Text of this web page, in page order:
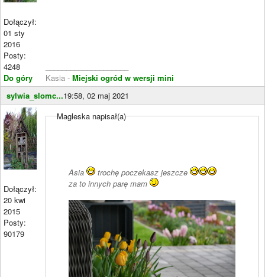
Dołączył:
01 sty
2016
Posty:
4248
Do góry
Kasia - Miejski ogród w wersji mini
sylwia_slomc...19:58, 02 maj 2021
Dołączył:
20 kwi
2015
Posty:
90179
Magleska napisał(a)
Asia
trochę poczekasz jeszcze
za to innych parę mam